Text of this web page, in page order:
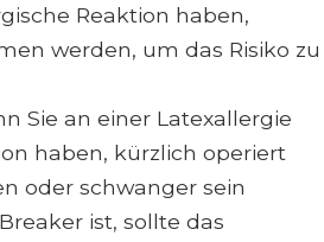
Reaktion haben,
werden, um das Risiko zu
Sie an einer Latexallergie
haben, kürzlich operiert
oder schwanger sein
ist, sollte das